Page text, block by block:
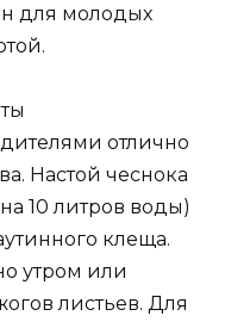
для молодых
отлично
Настой чеснока
10 литров воды)
клеща.
утром или
листьев. Для